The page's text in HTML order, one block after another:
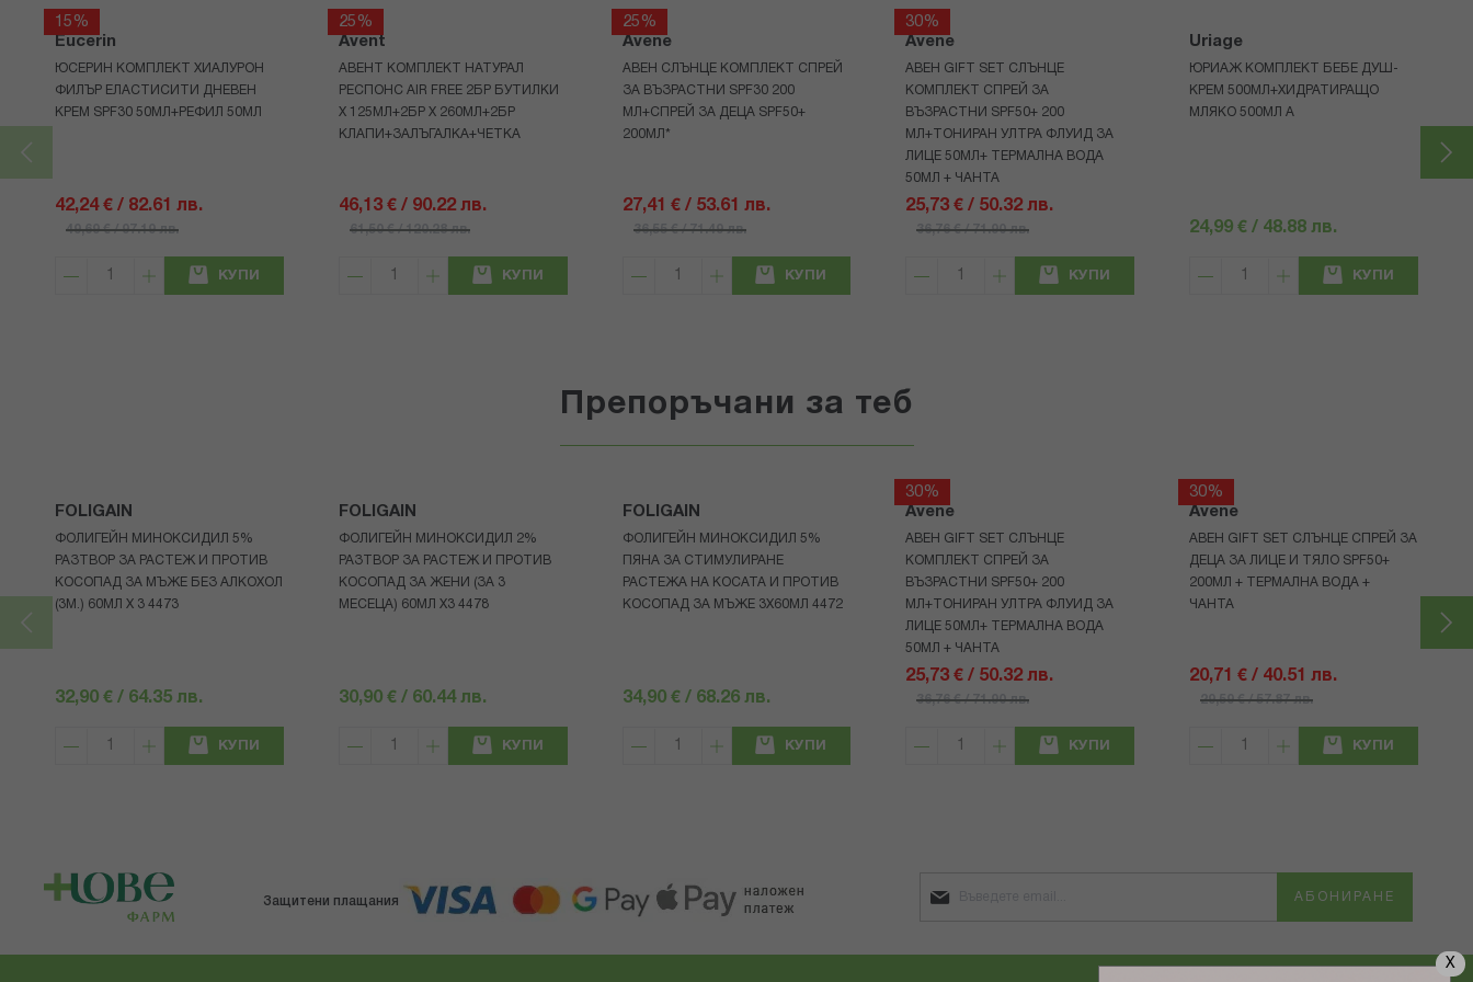
X
15%
Eucerin
ЮСЕРИН КОМПЛЕКТ ХИАЛУРОН
ФИЛЪР ЕЛАСТИСИТИ ДНЕВЕН
КРЕМ SPF30 50МЛ+РЕФИЛ 50МЛ
42,24 € / 82.61 лв.
49,69 € / 97.19 лв.
КУПИ
25%
Avent
АВЕНТ КОМПЛЕКТ НАТУРАЛ
РЕСПОНС AIR FREE 2БР БУТИЛКИ
Х 125МЛ+2БР Х 260МЛ+2БР
КЛАПИ+ЗАЛЪГАЛКА+ЧЕТКА
46,13 € / 90.22 лв.
61,50 € / 120.28 лв.
КУПИ
25%
Avene
АВЕН СЛЪНЦЕ КОМПЛЕКТ СПРЕЙ
ЗА ВЪЗРАСТНИ SPF30 200
МЛ+СПРЕЙ ЗА ДЕЦА SPF50+
200МЛ*
27,41 € / 53.61 лв.
36,55 € / 71.49 лв.
КУПИ
30%
Avene
АВЕН GIFT SET СЛЪНЦЕ
КОМПЛЕКТ СПРЕЙ ЗА
ВЪЗРАСТНИ SPF50+ 200
МЛ+ТОНИРАН УЛТРА ФЛУИД ЗА
ЛИЦЕ 50МЛ+ ТЕРМАЛНА ВОДА
50МЛ + ЧАНТА
25,73 € / 50.32 лв.
36,76 € / 71.90 лв.
КУПИ
Uriage
ЮРИАЖ КОМПЛЕКТ БЕБЕ ДУШ-
КРЕМ 500МЛ+ХИДРАТИРАЩО
МЛЯКО 500МЛ A
24,99 € / 48.88 лв.
КУПИ
Препоръчани за теб
FOLIGAIN
ФОЛИГЕЙН МИНОКСИДИЛ 5%
РАЗТВОР ЗА РАСТЕЖ И ПРОТИВ
КОСОПАД ЗА МЪЖЕ БЕЗ АЛКОХОЛ
(3М.) 60МЛ X 3 4473
32,90 € / 64.35 лв.
КУПИ
FOLIGAIN
ФОЛИГЕЙН МИНОКСИДИЛ 2%
РАЗТВОР ЗА РАСТЕЖ И ПРОТИВ
КОСОПАД ЗА ЖЕНИ (ЗА 3
МЕСЕЦА) 60МЛ X3 4478
30,90 € / 60.44 лв.
КУПИ
FOLIGAIN
ФОЛИГЕЙН МИНОКСИДИЛ 5%
ПЯНА ЗА СТИМУЛИРАНЕ
РАСТЕЖА НА КОСАТА И ПРОТИВ
КОСОПАД ЗА МЪЖЕ 3X60МЛ 4472
34,90 € / 68.26 лв.
КУПИ
30%
Avene
АВЕН GIFT SET СЛЪНЦЕ
КОМПЛЕКТ СПРЕЙ ЗА
ВЪЗРАСТНИ SPF50+ 200
МЛ+ТОНИРАН УЛТРА ФЛУИД ЗА
ЛИЦЕ 50МЛ+ ТЕРМАЛНА ВОДА
50МЛ + ЧАНТА
25,73 € / 50.32 лв.
36,76 € / 71.90 лв.
КУПИ
30%
Avene
АВЕН GIFT SET СЛЪНЦЕ СПРЕЙ ЗА
ДЕЦА ЗА ЛИЦЕ И ТЯЛО SPF50+
200МЛ + ТЕРМАЛНА ВОДА +
ЧАНТА
20,71 € / 40.51 лв.
29,59 € / 57.87 лв.
КУПИ
Защитени плащания АБОНИРАНЕ